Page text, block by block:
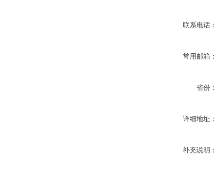
联系电话：
常用邮箱：
省份：
详细地址：
补充说明：